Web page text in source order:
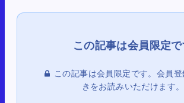
この記事は会員限定です。会員
きをお読みいただけます。